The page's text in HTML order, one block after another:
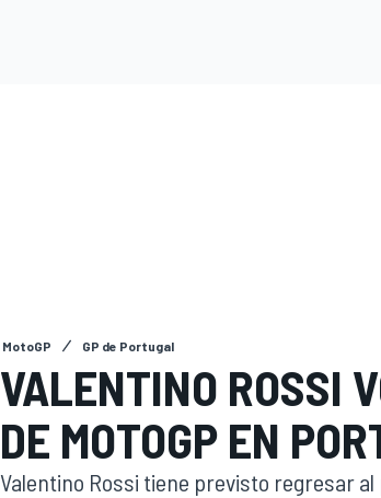
MotoGP GP de Portugal
VALENTINO ROSSI
DE MOTOGP EN
Valentino Rossi tiene previsto regresar